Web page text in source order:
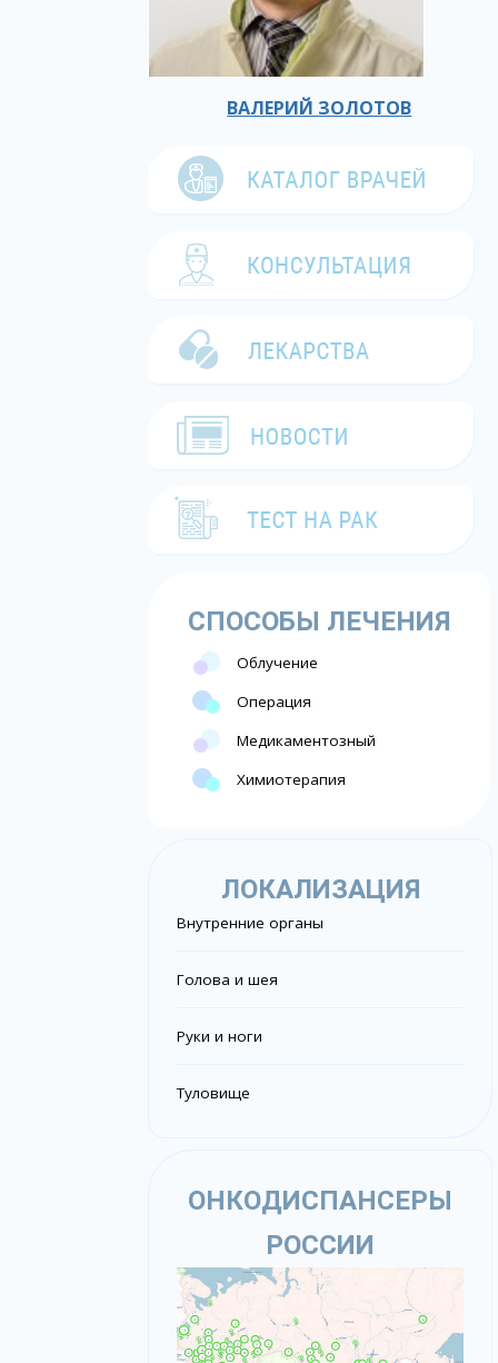
ВАЛЕРИЙ ЗОЛОТОВ
СПОСОБЫ ЛЕЧЕНИЯ
Облучение
Операция
Медикаментозный
Химиотерапия
ЛОКАЛИЗАЦИЯ
Внутренние органы
Голова и шея
Руки и ноги
Туловище
ОНКОДИСПАНСЕРЫ
РОССИИ